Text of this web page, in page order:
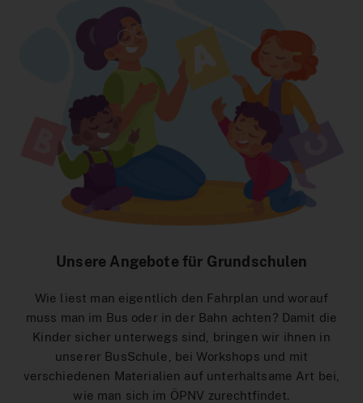
Zum Ticketshop
MeinAbo-Portal
News/Presse
Verkehrsmeldungen
Unsere Angebote für Grundschulen
Wie liest man eigentlich den Fahrplan und worauf
muss man im Bus oder in der Bahn achten? Damit die
Kinder sicher unterwegs sind, bringen wir ihnen in
unserer BusSchule, bei Workshops und mit
verschiedenen Materialien auf unterhaltsame Art bei,
wie man sich im ÖPNV zurechtfindet.